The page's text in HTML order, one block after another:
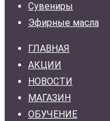
Сувениры
Эфирные масла
ГЛАВНАЯ
АКЦИИ
НОВОСТИ
МАГАЗИН
ОБУЧЕНИЕ